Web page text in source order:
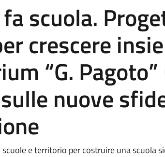
scuola.
crescere
“G.
nuove
e territorio per costruire una scuola